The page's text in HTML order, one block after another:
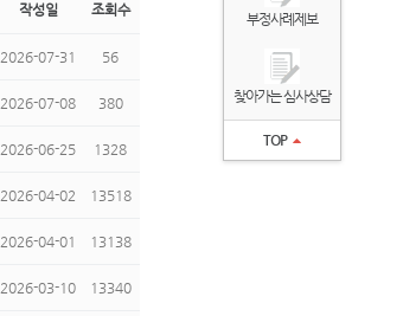
작성일 조회수
2026-07-31 56
2026-07-08 380
2026-06-25 1328
2026-04-02 13518
2026-04-01 13138
2026-03-10 13340
부정사례제보
찾아가는 심사상담
TOP